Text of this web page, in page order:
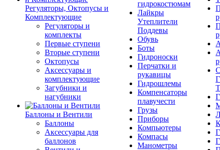
Регуляторы, Октопусы и
Комплектующие
Регуляторы и
комплекты
Первые ступени
Вторые ступени
Октопусы
Аксессуары и
комплектующие
Загубники и
нагубники
Баллоны и Вентили
Баллоны
Аксессуары для
баллонов
гидрокостюмам
Лайкры
Утеплители
Поддевы
Обувь
Боты
Гидроноски
Перчатки и
рукавицы
Гидрошлемы
Компенсаторы
плавучести
Грузы
Приборы
Компьютеры
Компасы
Манометры